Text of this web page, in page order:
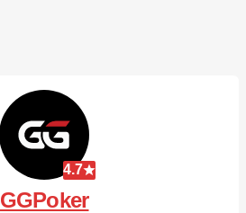
4.7
GGPoker